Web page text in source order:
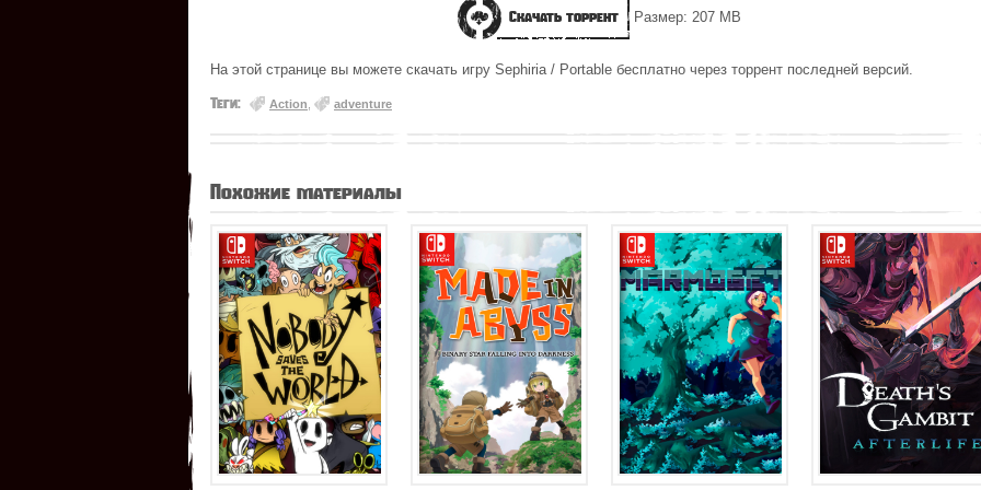
Скачать торрент Размер: 207 MB
На этой странице вы можете скачать игру Sephiria / Portable бесплатно через торрент последней версий.
Теги: Action adventure
Похожие материалы